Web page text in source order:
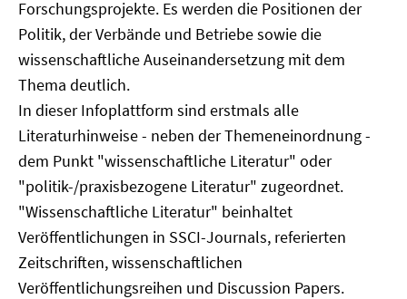
Forschungsprojekte. Es werden die Positionen der
Politik, der Verbände und Betriebe sowie die
wissenschaftliche Auseinandersetzung mit dem
Thema deutlich.
In dieser Infoplattform sind erstmals alle
Literaturhinweise - neben der Themeneinordnung -
dem Punkt "wissenschaftliche Literatur" oder
"politik-/praxisbezogene Literatur" zugeordnet.
"Wissenschaftliche Literatur" beinhaltet
Veröffentlichungen in SSCI-Journals, referierten
Zeitschriften, wissenschaftlichen
Veröffentlichungsreihen und Discussion Papers.